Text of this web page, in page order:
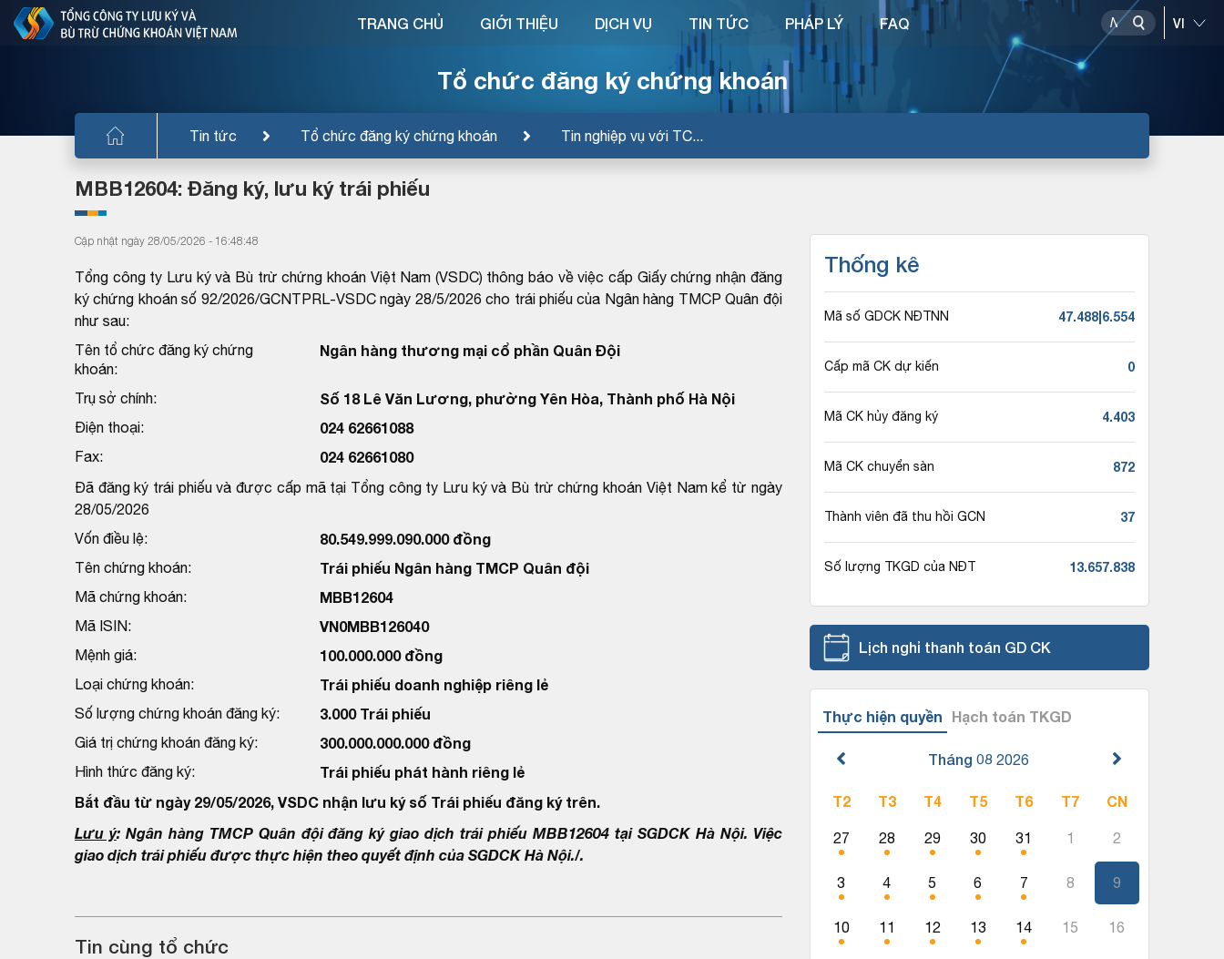
Tổ chức đăng ký chứng khoán
Tin tức Tổ chức đăng ký chứng khoán Tin nghiệp vụ với TC...
TRANG CHỦ GIỚI THIỆU DỊCH VỤ TIN TỨC PHÁP LÝ FAQ
MBB12604: Đăng ký, lưu ký trái phiếu
Cập nhật ngày 28/05/2026 - 16:48:48
Tổng công ty Lưu ký và Bù trừ chứng khoán Việt Nam (VSDC) thông báo về việc cấp Giấy chứng nhận đăng
ký chứng khoán số 92/2026/GCNTPRL-VSDC ngày 28/5/2026 cho trái phiếu của Ngân hàng TMCP Quân đội
như sau:
Tên tổ chức đăng ký chứng
khoán:
Ngân hàng thương mại cổ phần Quân Đội
Trụ sở chính: Số 18 Lê Văn Lương, phường Yên Hòa, Thành phố Hà Nội
Điện thoại: 024 62661088
Fax: 024 62661080
Đã đăng ký trái phiếu và được cấp mã tại Tổng công ty Lưu ký và Bù trừ chứng khoán Việt Nam kể từ ngày
28/05/2026
Vốn điều lệ:
80.549.999.090.000 đồng
Tên chứng khoán: Trái phiếu Ngân hàng TMCP Quân đội
Mã chứng khoán: MBB12604
Mã ISIN: VN0MBB126040
Mệnh giá: 100.000.000 đồng
Loại chứng khoán: Trái phiếu doanh nghiệp riêng lẻ
Số lượng chứng khoán đăng ký: 3.000 Trái phiếu
Giá trị chứng khoán đăng ký: 300.000.000.000 đồng
Hình thức đăng ký:
Trái phiếu phát hành riêng lẻ
Bắt đầu từ ngày 29/05/2026, VSDC nhận lưu ký số Trái phiếu đăng ký trên.
Lưu ý: Ngân hàng TMCP Quân đội đăng ký giao dịch trái phiếu MBB12604 tại SGDCK Hà Nội. Việc
giao dịch trái phiếu được thực hiện theo quyết định của SGDCK Hà Nội./.
Tin cùng tổ chức
Thống kê
Mã số GDCK NĐTNN 47.488|6.554
Cấp mã CK dự kiến 0
Mã CK hủy đăng ký 4.403
Mã CK chuyển sàn 872
Thành viên đã thu hồi GCN 37
Số lượng TKGD của NĐT 13.657.838
Lịch nghỉ thanh toán GD CK
Thực hiện quyền Hạch toán TKGD
Tháng 08 2026
T2 T3 T4 T5 T6 T7 CN
27 28 29 30 31 1 2
3 4 5 6 7 8 9
10 11 12 13 14 15 16